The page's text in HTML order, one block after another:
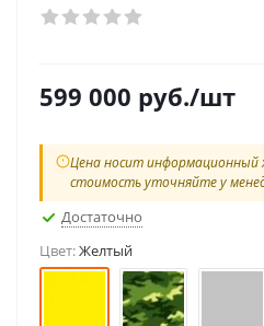
599 000 руб./шт
Цена носит информационный
стоимость уточняйте у
Достаточно
Цвет:Желтый